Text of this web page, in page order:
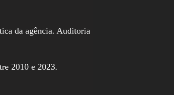
da agência. Auditoria
2010 e 2023.